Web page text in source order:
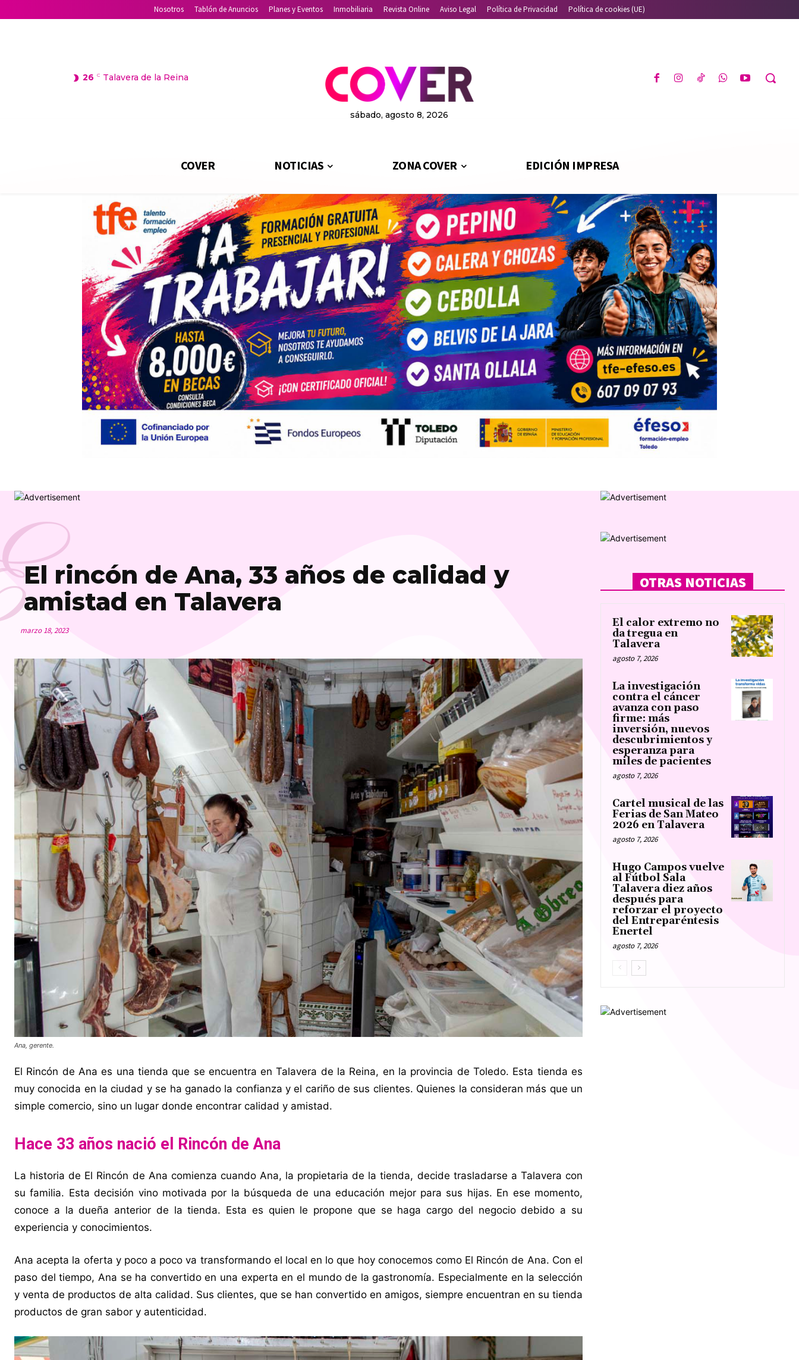
Nosotros Tablón de Anuncios Planes y Eventos Inmobiliaria Revista Online Aviso Legal Política de Privacidad Política de cookies (UE)
26 C Talavera de la Reina
sábado, agosto 8, 2026
COVER NOTICIAS ZONA COVER EDICIÓN IMPRESA
El rincón de Ana, 33 años de calidad y
amistad en Talavera
marzo 18, 2023
Ana, gerente.
El Rincón de Ana es una tienda que se encuentra en Talavera de la Reina, en la provincia de Toledo. Esta tienda es
muy conocida en la ciudad y se ha ganado la confianza y el cariño de sus clientes. Quienes la consideran más que un
simple comercio, sino un lugar donde encontrar calidad y amistad.
Hace 33 años nació el Rincón de Ana
La historia de El Rincón de Ana comienza cuando Ana, la propietaria de la tienda, decide trasladarse a Talavera con
su familia. Esta decisión vino motivada por la búsqueda de una educación mejor para sus hijas. En ese momento,
conoce a la dueña anterior de la tienda. Esta es quien le propone que se haga cargo del negocio debido a su
experiencia y conocimientos.
Ana acepta la oferta y poco a poco va transformando el local en lo que hoy conocemos como El Rincón de Ana. Con el
paso del tiempo, Ana se ha convertido en una experta en el mundo de la gastronomía. Especialmente en la selección
y venta de productos de alta calidad. Sus clientes, que se han convertido en amigos, siempre encuentran en su tienda
productos de gran sabor y autenticidad.
OTRAS NOTICIAS
El calor extremo no
da tregua en
Talavera
agosto 7, 2026
La investigación
contra el cáncer
avanza con paso
firme: más
inversión, nuevos
descubrimientos y
esperanza para
miles de pacientes
agosto 7, 2026
Cartel musical de las
Ferias de San Mateo
2026 en Talavera
agosto 7, 2026
Hugo Campos vuelve
al Fútbol Sala
Talavera diez años
después para
reforzar el proyecto
del Entreparéntesis
Enertel
agosto 7, 2026